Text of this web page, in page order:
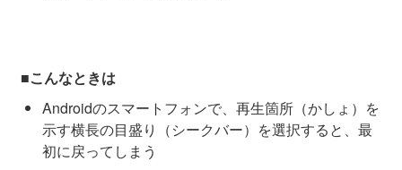
■こんなときは
Androidのスマートフォンで、再生箇所（かしょ）を
示す横長の目盛り（シークバー）を選択すると、最
初に戻ってしまう